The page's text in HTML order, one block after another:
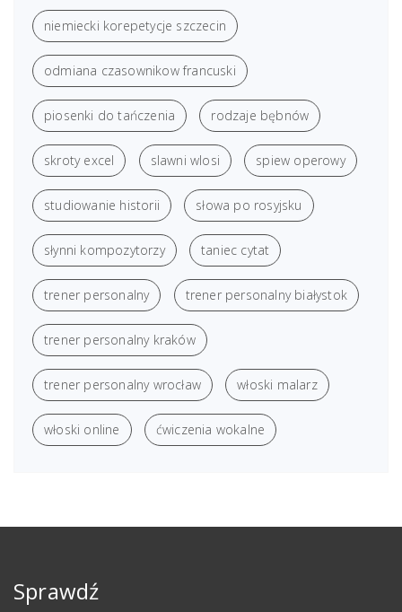
niemiecki korepetycje szczecin
odmiana czasownikow francuski
piosenki do tańczenia rodzaje bębnów
skroty excel slawni wlosi spiew operowy
studiowanie historii słowa po rosyjsku
słynni kompozytorzy taniec cytat
trener personalny trener personalny białystok
trener personalny kraków
trener personalny wrocław włoski malarz
włoski online ćwiczenia wokalne
Sprawdź